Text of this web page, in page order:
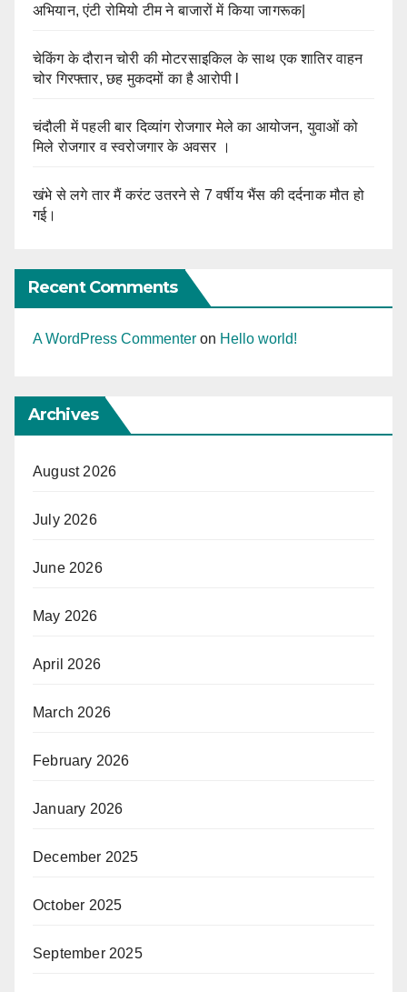
अभियान, एंटी रोमियो टीम ने बाजारों में किया जागरूक|
चेकिंग के दौरान चोरी की मोटरसाइकिल के साथ एक शातिर वाहन
चोर गिरफ्तार, छह मुकदमों का है आरोपी l
चंदौली में पहली बार दिव्यांग रोजगार मेले का आयोजन, युवाओं को
मिले रोजगार व स्वरोजगार के अवसर ।
खंभे से लगे तार मैं करंट उतरने से 7 वर्षीय भैंस की दर्दनाक मौत हो
गई।
Recent Comments
A WordPress Commenter on Hello world!
Archives
August 2026
July 2026
June 2026
May 2026
April 2026
March 2026
February 2026
January 2026
December 2025
October 2025
September 2025